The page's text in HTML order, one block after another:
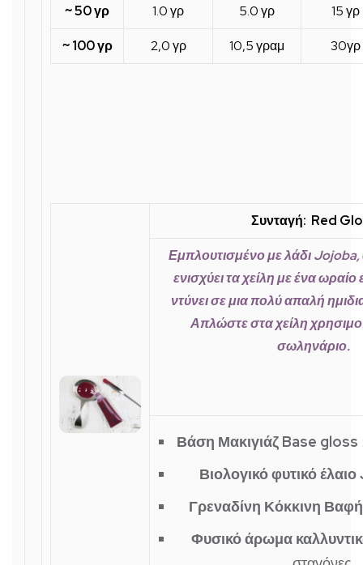
~ 50 γρ 1.0 γρ 5.0 γρ 15 γρ
~ 100 γρ 2,0 γρ 10,5 γραμ 30γρ
Συνταγή: Red
Εμπλουτισμένο με λάδι
ενισχύει τα χείλη με ένα ωραίο
ντύνει σε μια πολύ απαλή
Απλώστε στα χείλη
σωληνάριο.
Βάση Μακιγιάζ Base gloss
Βιολογικό φυτικό
Γρεναδίνη Κόκκινη
Φυσικό άρωμα